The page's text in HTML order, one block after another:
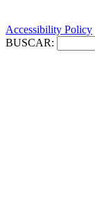
Accessibility Policy
BUSCAR: